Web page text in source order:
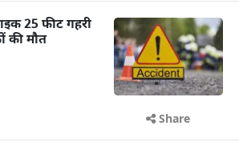
25 फीट गहरी
की मौत
Share